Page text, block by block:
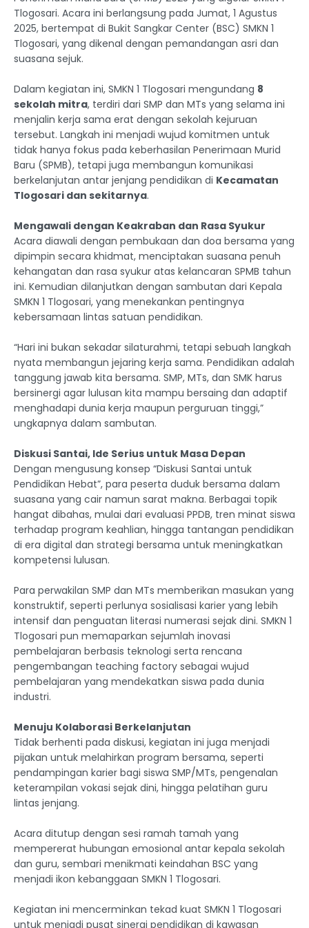
Tlogosari. Acara ini berlangsung pada Jumat, 1 Agustus
2025, bertempat di Bukit Sangkar Center (BSC) SMKN 1
Tlogosari, yang dikenal dengan pemandangan asri dan
suasana sejuk.
Dalam kegiatan ini, SMKN 1 Tlogosari mengundang 8
sekolah mitra, terdiri dari SMP dan MTs yang selama ini
menjalin kerja sama erat dengan sekolah kejuruan
tersebut. Langkah ini menjadi wujud komitmen untuk
tidak hanya fokus pada keberhasilan Penerimaan Murid
Baru (SPMB), tetapi juga membangun komunikasi
berkelanjutan antar jenjang pendidikan di Kecamatan
Tlogosari dan sekitarnya.
Mengawali dengan Keakraban dan Rasa Syukur
Acara diawali dengan pembukaan dan doa bersama yang
dipimpin secara khidmat, menciptakan suasana penuh
kehangatan dan rasa syukur atas kelancaran SPMB tahun
ini. Kemudian dilanjutkan dengan sambutan dari Kepala
SMKN 1 Tlogosari, yang menekankan pentingnya
kebersamaan lintas satuan pendidikan.
“Hari ini bukan sekadar silaturahmi, tetapi sebuah langkah
nyata membangun jejaring kerja sama. Pendidikan adalah
tanggung jawab kita bersama. SMP, MTs, dan SMK harus
bersinergi agar lulusan kita mampu bersaing dan adaptif
menghadapi dunia kerja maupun perguruan tinggi,”
ungkapnya dalam sambutan.
Diskusi Santai, Ide Serius untuk Masa Depan
Dengan mengusung konsep “Diskusi Santai untuk
Pendidikan Hebat”, para peserta duduk bersama dalam
suasana yang cair namun sarat makna. Berbagai topik
hangat dibahas, mulai dari evaluasi PPDB, tren minat siswa
terhadap program keahlian, hingga tantangan pendidikan
di era digital dan strategi bersama untuk meningkatkan
kompetensi lulusan.
Para perwakilan SMP dan MTs memberikan masukan yang
konstruktif, seperti perlunya sosialisasi karier yang lebih
intensif dan penguatan literasi numerasi sejak dini. SMKN 1
Tlogosari pun memaparkan sejumlah inovasi
pembelajaran berbasis teknologi serta rencana
pengembangan teaching factory sebagai wujud
pembelajaran yang mendekatkan siswa pada dunia
industri.
Menuju Kolaborasi Berkelanjutan
Tidak berhenti pada diskusi, kegiatan ini juga menjadi
pijakan untuk melahirkan program bersama, seperti
pendampingan karier bagi siswa SMP/MTs, pengenalan
keterampilan vokasi sejak dini, hingga pelatihan guru
lintas jenjang.
Acara ditutup dengan sesi ramah tamah yang
mempererat hubungan emosional antar kepala sekolah
dan guru, sembari menikmati keindahan BSC yang
menjadi ikon kebanggaan SMKN 1 Tlogosari.
Kegiatan ini mencerminkan tekad kuat SMKN 1 Tlogosari
untuk menjadi pusat sinergi pendidikan di kawasan